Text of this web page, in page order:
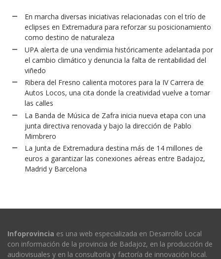
En marcha diversas iniciativas relacionadas con el trío de
eclipses en Extremadura para reforzar su posicionamiento
como destino de naturaleza
UPA alerta de una vendimia históricamente adelantada por
el cambio climático y denuncia la falta de rentabilidad del
viñedo
Ribera del Fresno calienta motores para la IV Carrera de
Autos Locos, una cita donde la creatividad vuelve a tomar
las calles
La Banda de Música de Zafra inicia nueva etapa con una
junta directiva renovada y bajo la dirección de Pablo
Mimbrero
La Junta de Extremadura destina más de 14 millones de
euros a garantizar las conexiones aéreas entre Badajoz,
Madrid y Barcelona
Infoprovincia es una web especializada en Desarrollo Local
con información de la provincia de Badajoz, en la producción de
audiovisuales y en la consultoría y factoría de innovación local.